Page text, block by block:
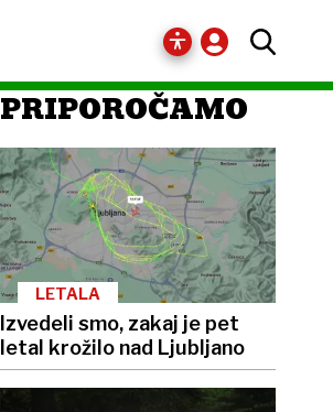
PRIPOROČAMO
LETALA
Izvedeli smo, zakaj je pet
letal krožilo nad Ljubljano